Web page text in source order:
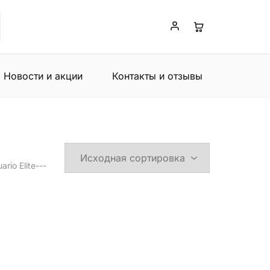
Новости и акции Контакты и отзывы
Elite---